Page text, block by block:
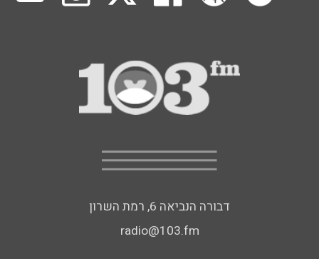
דבורה הנביאה 6, רמת השרון
radio@103.fm